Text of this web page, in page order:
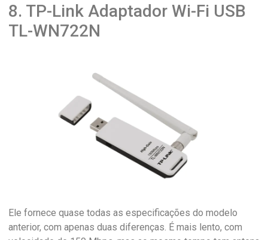
8. TP-Link Adaptador Wi-Fi USB
TL-WN722N
Ele fornece quase todas as especificações do modelo
anterior, com apenas duas diferenças. É mais lento, com